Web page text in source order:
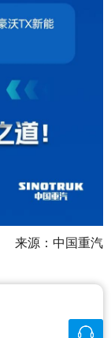
来源：中国重汽